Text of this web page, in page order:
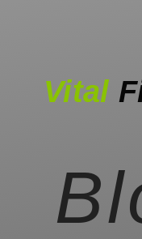
Vital